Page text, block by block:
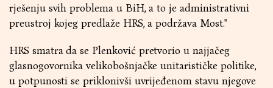
rješenju svih problema u BiH, a to je administrativni
preustroj kojeg predlaže HRS, a podržava Most.''
HRS smatra da se Plenković pretvorio u najjačeg
glasnogovornika velikobošnjačke unitarističke politike,
u potpunosti se priklonivši uvrijeđenom stavu njegove